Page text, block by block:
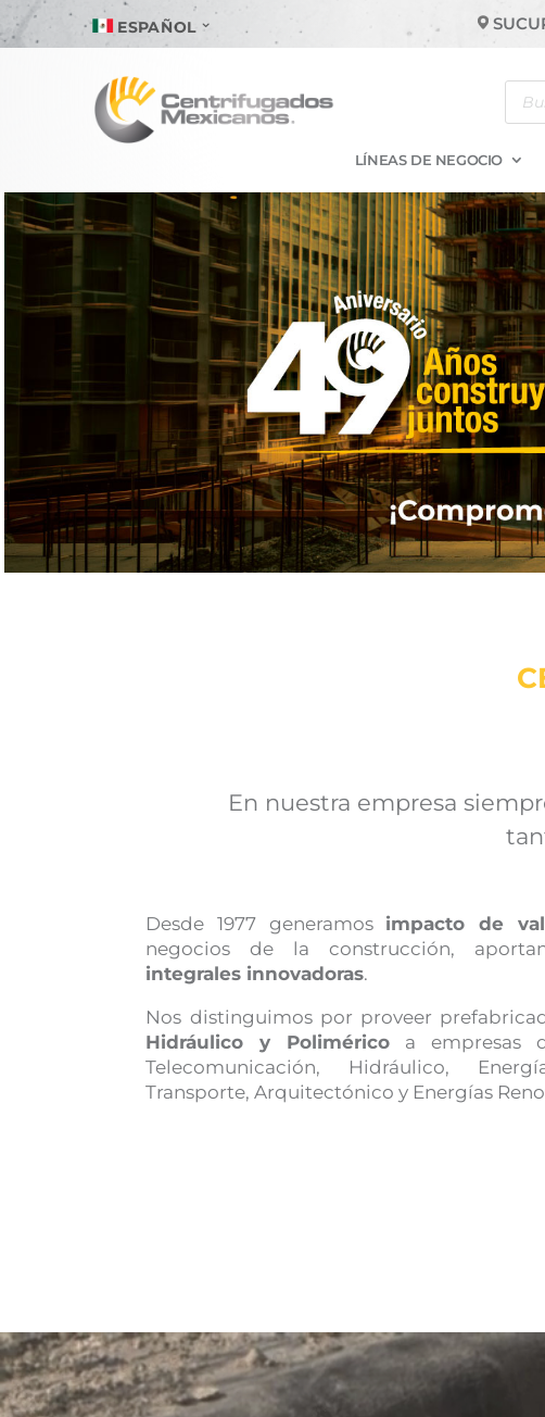
ESPAÑOL
LÍNEAS DE NEGOCIO
En nuestra empresa
Desde 1977 generamos impacto de
negocios de la construcción,
integrales innovadoras.
Nos distinguimos por proveer
Hidráulico y Polimérico a empresas
Telecomunicación, Hidráulico,
Transporte, Arquitectónico y Energías
Reproductor
de
vídeo